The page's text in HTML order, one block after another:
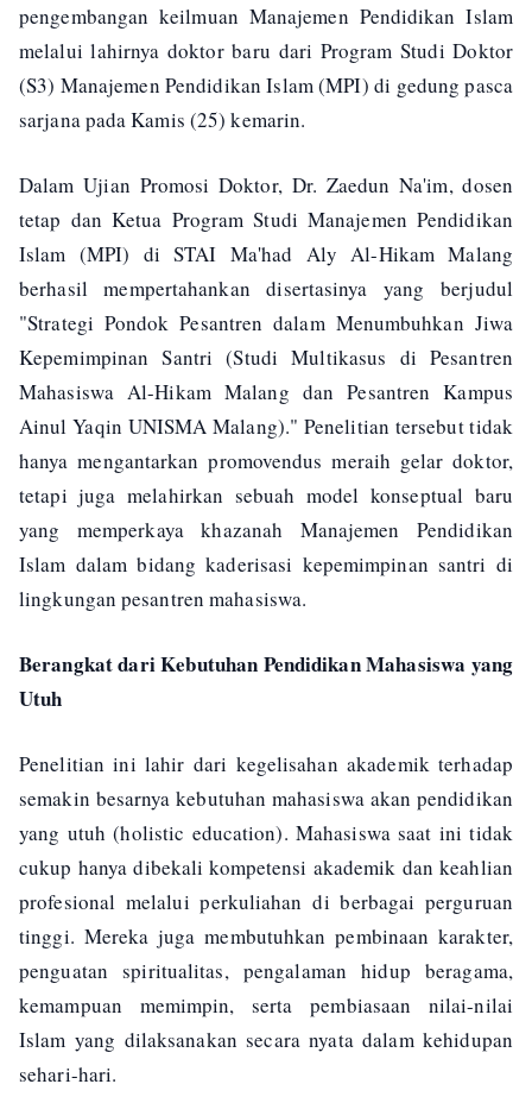
pengembangan keilmuan Manajemen Pendidikan Islam
melalui lahirnya doktor baru dari Program Studi Doktor
(S3) Manajemen Pendidikan Islam (MPI) di gedung pasca
sarjana pada Kamis (25) kemarin.
Dalam Ujian Promosi Doktor, Dr. Zaedun Na'im, dosen
tetap dan Ketua Program Studi Manajemen Pendidikan
Islam (MPI) di STAI Ma'had Aly Al-Hikam Malang
berhasil mempertahankan disertasinya yang berjudul
"Strategi Pondok Pesantren dalam Menumbuhkan Jiwa
Kepemimpinan Santri (Studi Multikasus di Pesantren
Mahasiswa Al-Hikam Malang dan Pesantren Kampus
Ainul Yaqin UNISMA Malang)." Penelitian tersebut tidak
hanya mengantarkan promovendus meraih gelar doktor,
tetapi juga melahirkan sebuah model konseptual baru
yang memperkaya khazanah Manajemen Pendidikan
Islam dalam bidang kaderisasi kepemimpinan santri di
lingkungan pesantren mahasiswa.
Berangkat dari Kebutuhan Pendidikan Mahasiswa yang
Utuh
Penelitian ini lahir dari kegelisahan akademik terhadap
semakin besarnya kebutuhan mahasiswa akan pendidikan
yang utuh (holistic education). Mahasiswa saat ini tidak
cukup hanya dibekali kompetensi akademik dan keahlian
profesional melalui perkuliahan di berbagai perguruan
tinggi. Mereka juga membutuhkan pembinaan karakter,
penguatan spiritualitas, pengalaman hidup beragama,
kemampuan memimpin, serta pembiasaan nilai-nilai
Islam yang dilaksanakan secara nyata dalam kehidupan
sehari-hari.